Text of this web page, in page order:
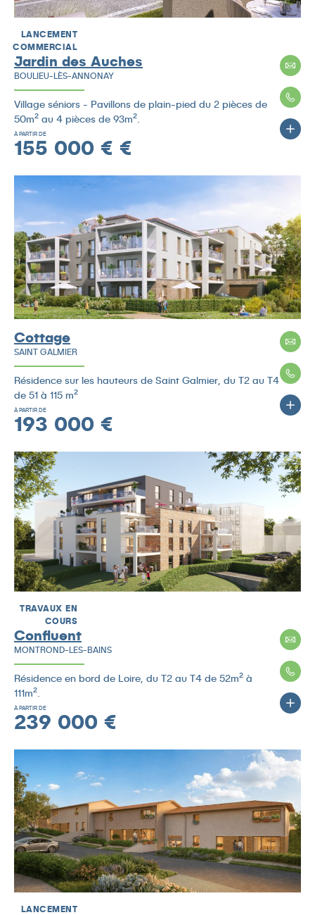
LANCEMENT
COMMERCIAL
Jardin des Auches
BOULIEU-LÈS-ANNONAY
Village séniors - Pavillons de plain-pied du 2 pièces de
50m² au 4 pièces de 93m².
À PARTIR DE
155 000 € €
Cottage
SAINT GALMIER
Résidence sur les hauteurs de Saint Galmier, du T2 au T4
de 51 à 115 m²
À PARTIR DE
193 000 €
TRAVAUX EN
COURS
Confluent
MONTROND-LES-BAINS
Résidence en bord de Loire, du T2 au T4 de 52m² à
111m².
À PARTIR DE
239 000 €
LANCEMENT